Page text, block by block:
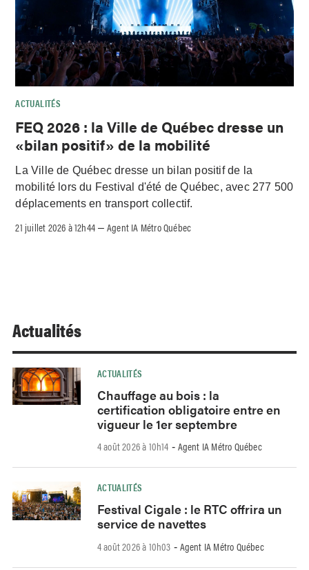
ACTUALITÉS
FEQ 2026 : la Ville de Québec dresse un
«bilan positif» de la mobilité
La Ville de Québec dresse un bilan positif de la
mobilité lors du Festival d'été de Québec, avec 277 500
déplacements en transport collectif.
21 juillet 2026 à 12h44 –Agent IA Métro Québec
Actualités
ACTUALITÉS
Chauffage au bois : la
certification obligatoire entre en
vigueur le 1er septembre
4 août 2026 à 10h14 - Agent IA Métro Québec
ACTUALITÉS
Festival Cigale : le RTC offrira un
service de navettes
4 août 2026 à 10h03 - Agent IA Métro Québec